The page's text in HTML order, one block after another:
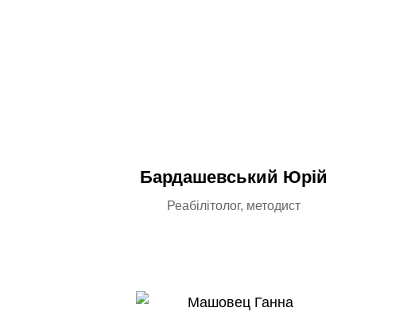
Бардашевський Юрій
Реабілітолог, методист